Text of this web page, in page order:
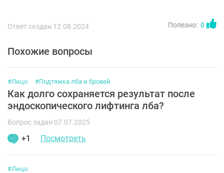
Ответ создан 12.08.2024 Полезно: 0
Похожие вопросы
#Лицо #Подтяжка лба и бровей
Как долго сохраняется результат после
эндоскопического лифтинга лба?
Вопрос задан 07.07.2025
+1 Посмотреть
#Лицо